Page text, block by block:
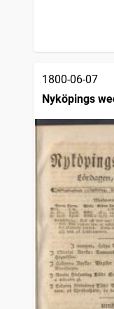
1800-06-07
Nyköpings